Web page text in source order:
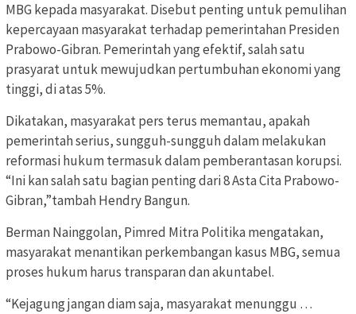
MBG kepada masyarakat. Disebut penting untuk pemulihan
kepercayaan masyarakat terhadap pemerintahan Presiden
Prabowo-Gibran. Pemerintah yang efektif, salah satu
prasyarat untuk mewujudkan pertumbuhan ekonomi yang
tinggi, di atas 5%.
Dikatakan, masyarakat pers terus memantau, apakah
pemerintah serius, sungguh-sungguh dalam melakukan
reformasi hukum termasuk dalam pemberantasan korupsi.
“Ini kan salah satu bagian penting dari 8 Asta Cita Prabowo-
Gibran,”tambah Hendry Bangun.
Berman Nainggolan, Pimred Mitra Politika mengatakan,
masyarakat menantikan perkembangan kasus MBG, semua
proses hukum harus transparan dan akuntabel.
“Kejagung jangan diam saja, masyarakat menunggu …